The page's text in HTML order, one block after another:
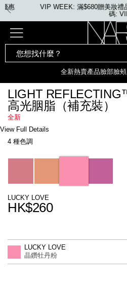
Skip
VIP WEEK: 滿$680贈美妝禮品2件
碼: VIP /
選單"
SEARCH
CATALOG
全新熱賣產品臉部臉頰
全新LIGHT REFLECTING™ 原
亮肌卸妝油
全新色調LIGHT
生光幻彩蜜粉餅
全新
全新色調
全新LIGHT REFLECTING™ 原
電子禮品卡
瀏覽全部
彩妝組合及禮品
臉部
臉頰
眼部
官網限定​
粉底
胭脂
唇膏
定妝蜜粉
瀏覽全部
LIGHT
高光胭脂（補充裝）
全新
Details
/zh/light-
Item
194251158969_hk
View Full Details
4 種色調
Variations
LUCKY LOVE
HK$260
to
cart
options
Actions
LUCKY LOVE
晶鑽牡丹粉